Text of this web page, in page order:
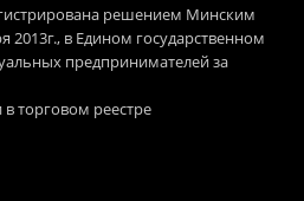
решением Минским
2013г., в Едином государственном
предпринимателей за
в торговом реестре